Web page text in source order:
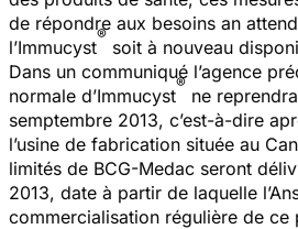
de répondre aux besoins an
l’Immucyst
®
soit à nouveau
Dans un communiqué l’agence
normale d’Immucyst
®
ne
semptembre 2013, c’est-à-dire
l’usine de fabrication située au
limités de BCG-Medac seront
2013, date à partir de laquelle
commercialisation régulière de ce